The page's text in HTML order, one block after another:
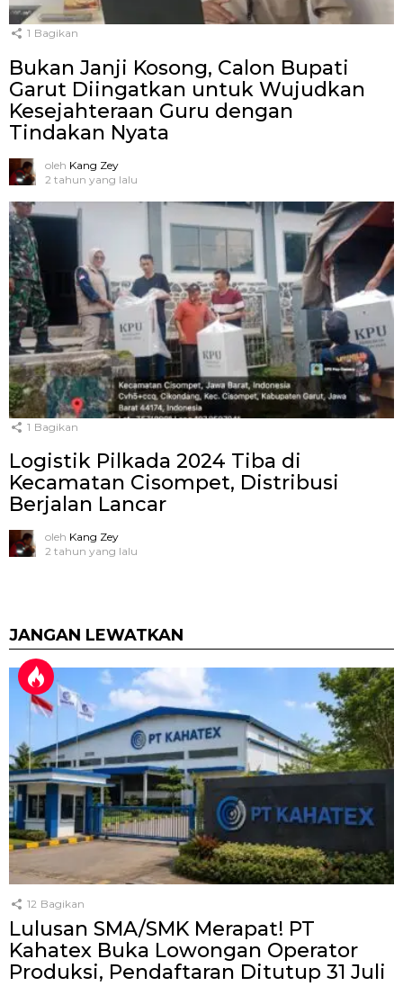
1 Bagikan
Bukan Janji Kosong, Calon Bupati
Garut Diingatkan untuk Wujudkan
Kesejahteraan Guru dengan
Tindakan Nyata
oleh Kang Zey
2 tahun yang lalu
1 Bagikan
Logistik Pilkada 2024 Tiba di
Kecamatan Cisompet, Distribusi
Berjalan Lancar
oleh Kang Zey
2 tahun yang lalu
JANGAN LEWATKAN
12 Bagikan
Lulusan SMA/SMK Merapat! PT
Kahatex Buka Lowongan Operator
Produksi, Pendaftaran Ditutup 31 Juli